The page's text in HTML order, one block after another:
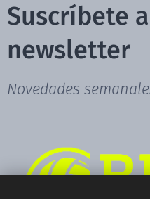
Suscríbete
newsletter
Novedades